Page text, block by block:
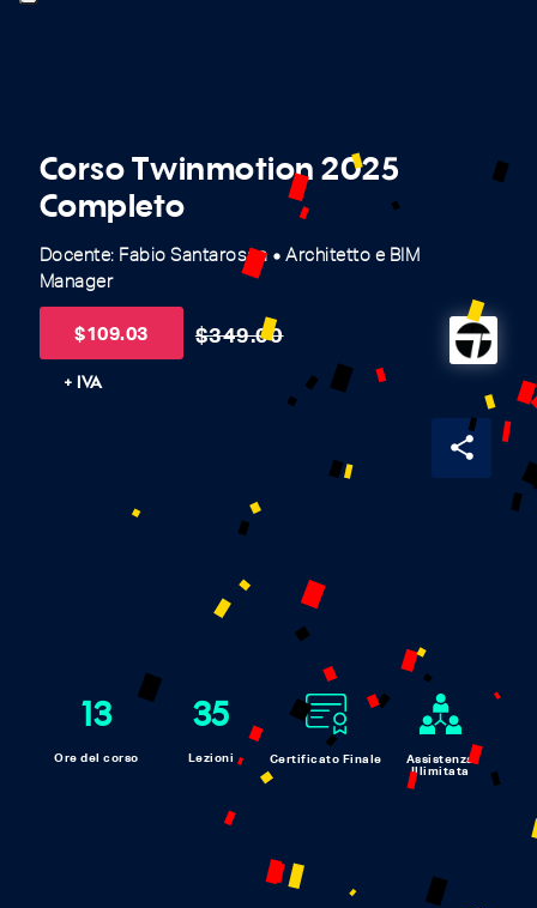
Corso Twinmotion 2025
Completo
Docente: Fabio Santarossa fiber_manual_record Architetto e BIM
Manager
$349.00
$109.03
+ IVA
share
13
Ore del corso
35
Lezioni Certificato Finale
Assistenza
Illimitata